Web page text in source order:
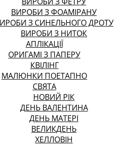
ВИРОБИ З ФОАМІРАНУ
З СИНЕЛЬНОГО ДРОТУ
ВИРОБИ З НИТОК
АПЛІКАЦІЇ
ОРИГАМІ З ПАПЕРУ
КВІЛІНГ
МАЛЮНКИ ПОЕТАПНО
СВЯТА
НОВИЙ РІК
ДЕНЬ ВАЛЕНТИНА
ДЕНЬ МАТЕРІ
ВЕЛИКДЕНЬ
ХЕЛЛОВІН